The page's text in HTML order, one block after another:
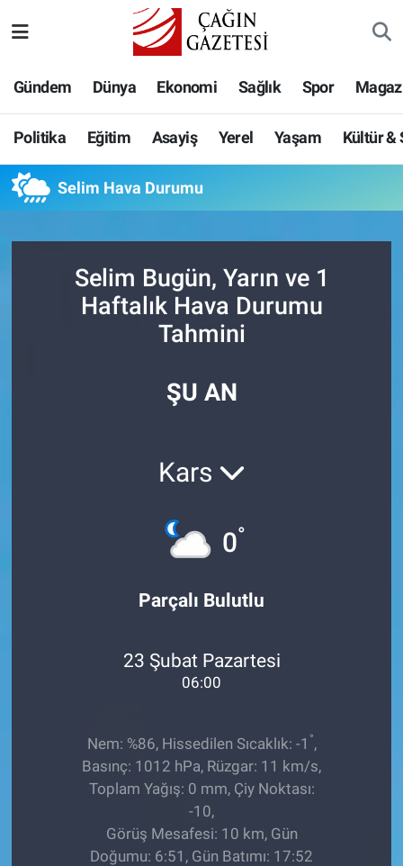
Gündem Dünya Ekonomi Sağlık Spor
Politika Eğitim Asayiş Yerel Yaşam Kültür &
Selim Hava Durumu
Selim Bugün, Yarın ve 1
Haftalık Hava Durumu
Tahmini
ŞU AN
Kars
0°
Parçalı Bulutlu
23 Şubat Pazartesi
06:00
Nem: %86, Hissedilen Sıcaklık: -1 °,
Basınç: 1012 hPa, Rüzgar: 11 km/s,
Toplam Yağış: 0 mm, Çiy Noktası:
-10,
Görüş Mesafesi: 10 km, Gün
Doğumu: 6:51, Gün Batımı: 17:52
Eğitim
Asayiş
Yerel
Kültür & Sanat
Hava Durumu
Namaz Vakitleri
Trafik Durumu
Tüm Manşetler
Son Dakika Haberleri